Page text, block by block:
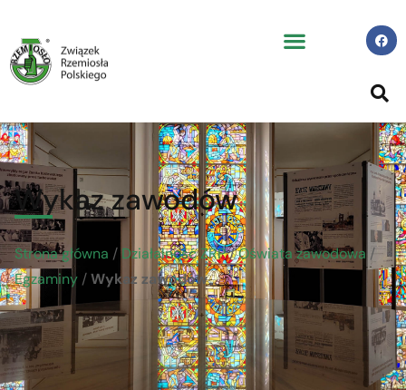
Wykaz zawodów
Strona główna / Działalność ZRP/Oświata zawodowa /
Egzaminy /Wykaz zawodów